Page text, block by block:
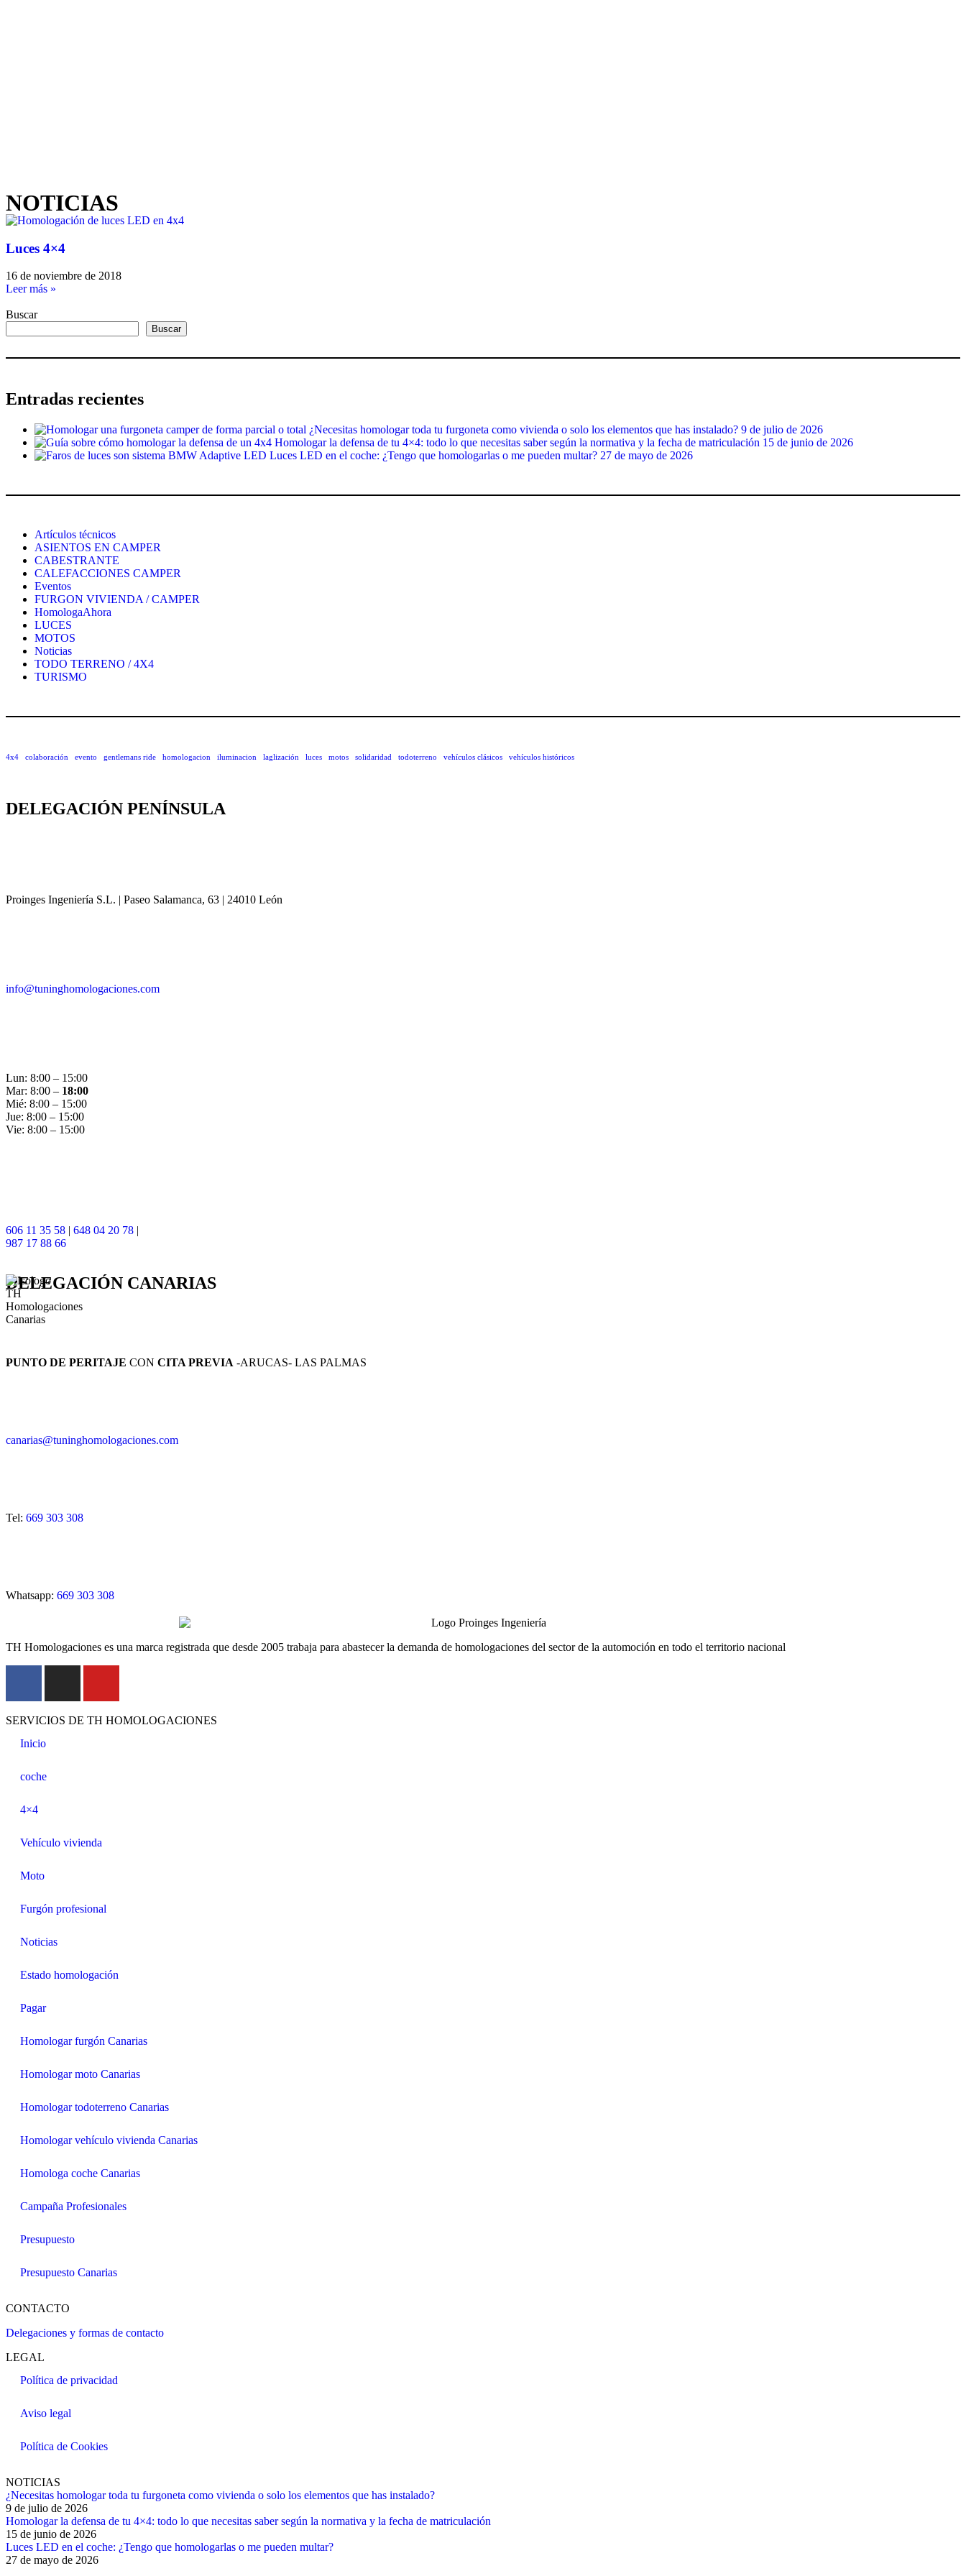
NOTICIAS
Luces 4×4
16 de noviembre de 2018
Leer más »
Buscar
Buscar
Entradas recientes
¿Necesitas homologar toda tu furgoneta como vivienda o solo los elementos que has instalado? 9 de julio de 2026
Homologar la defensa de tu 4×4: todo lo que necesitas saber según la normativa y la fecha de matriculación 15 de junio de 2026
Luces LED en el coche: ¿Tengo que homologarlas o me pueden multar? 27 de mayo de 2026
Artículos técnicos
ASIENTOS EN CAMPER
CABESTRANTE
CALEFACCIONES CAMPER
Eventos
FURGON VIVIENDA / CAMPER
HomologaAhora
LUCES
MOTOS
Noticias
TODO TERRENO / 4X4
TURISMO
4x4 colaboración evento gentlemans ride homologacion iluminacion laglización luces motos solidaridad todoterreno vehículos clásicos vehículos históricos
DELEGACIÓN PENÍNSULA
Proinges Ingeniería S.L. | Paseo Salamanca, 63 | 24010 León
info@tuninghomologaciones.com
Lun: 8:00 – 15:00
Mar: 8:00 – 18:00
Mié: 8:00 – 15:00
Jue: 8:00 – 15:00
Vie: 8:00 – 15:00
606 11 35 58 | 648 04 20 78 |
987 17 88 66
DELEGACIÓN CANARIAS
PUNTO DE PERITAJE CON CITA PREVIA -ARUCAS- LAS PALMAS
canarias@tuninghomologaciones.com
Tel: 669 303 308
Whatsapp: 669 303 308
TH Homologaciones es una marca registrada que desde 2005 trabaja para abastecer la demanda de homologaciones del sector de la automoción en todo el territorio nacional
SERVICIOS DE TH HOMOLOGACIONES
Inicio
coche
4×4
Vehículo vivienda
Moto
Furgón profesional
Noticias
Estado homologación
Pagar
Homologar furgón Canarias
Homologar moto Canarias
Homologar todoterreno Canarias
Homologar vehículo vivienda Canarias
Homologa coche Canarias
Campaña Profesionales
Presupuesto
Presupuesto Canarias
CONTACTO
Delegaciones y formas de contacto
LEGAL
Política de privacidad
Aviso legal
Política de Cookies
NOTICIAS
¿Necesitas homologar toda tu furgoneta como vivienda o solo los elementos que has instalado?
9 de julio de 2026
Homologar la defensa de tu 4×4: todo lo que necesitas saber según la normativa y la fecha de matriculación
15 de junio de 2026
Luces LED en el coche: ¿Tengo que homologarlas o me pueden multar?
27 de mayo de 2026